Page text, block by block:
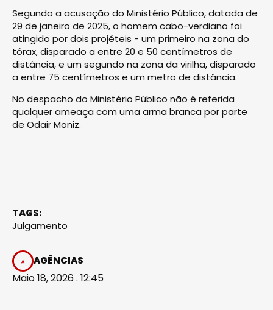
Segundo a acusação do Ministério Público, datada de
29 de janeiro de 2025, o homem cabo-verdiano foi
atingido por dois projéteis - um primeiro na zona do
tórax, disparado a entre 20 e 50 centímetros de
distância, e um segundo na zona da virilha, disparado
a entre 75 centímetros e um metro de distância.
No despacho do Ministério Público não é referida
qualquer ameaça com uma arma branca por parte
de Odair Moniz.
TAGS:
Julgamento
AGÊNCIAS
Maio 18, 2026 . 12:45